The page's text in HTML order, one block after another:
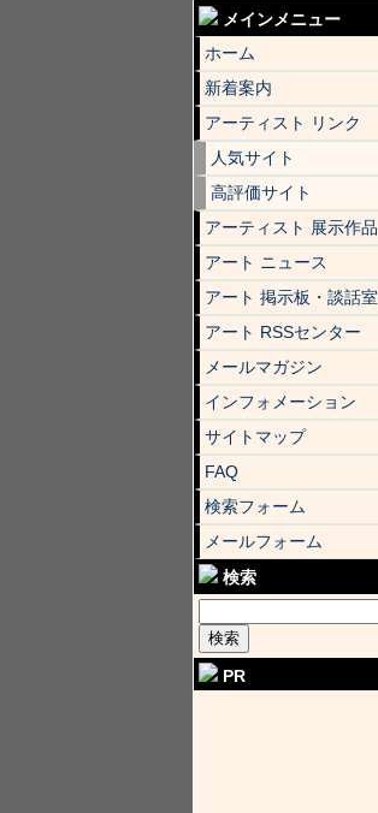
メインメニュー
ホーム
新着案内
アーティスト リンク
人気サイト
高評価サイト
アーティスト 展示作品
アート ニュース
アート 掲示板・談話室
アート RSSセンター
メールマガジン
インフォメーション
サイトマップ
FAQ
検索フォーム
メールフォーム
検索
PR